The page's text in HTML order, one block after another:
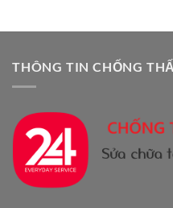
THÔNG TIN CHỐNG